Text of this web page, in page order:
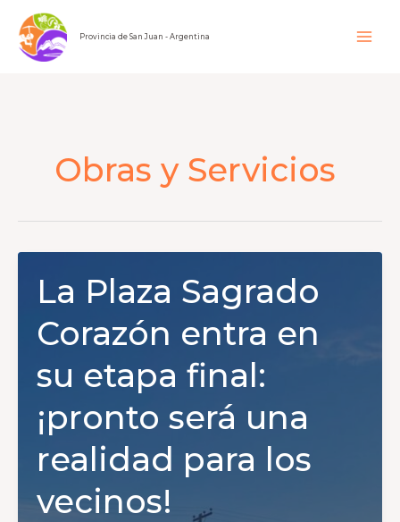
contenido
Provincia de San Juan - Argentina
Obras y Servicios
La Plaza Sagrado
Corazón entra en
su etapa final:
¡pronto será una
realidad para los
vecinos!